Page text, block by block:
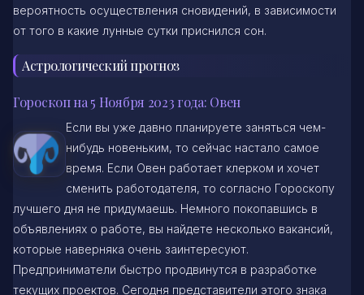
вероятность осуществления сновидений, в зависимости
от того в какие лунные сутки приснился сон.
Астрологический прогноз
Гороскоп на 5 Ноября 2023 года: Овен
Если вы уже давно планируете заняться чем-
нибудь новеньким, то сейчас настало самое
время. Если Овен работает клерком и хочет
сменить работодателя, то согласно Гороскопу
лучшего дня не придумаешь. Немного покопавшись в
объявлениях о работе, вы найдете несколько вакансий,
которые наверняка очень заинтересуют.
Предприниматели быстро продвинутся в разработке
текущих проектов. Сегодня представители этого знака